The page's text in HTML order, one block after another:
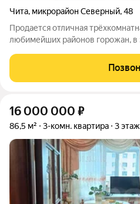
Чита, микрорайон Северный,48
Продается отличная
любимейших районов горожан,
кирпичный. Очень удобная
бoльшaя спальня с гaрдеpобнoй,
16 000 000 ₽
86,5 м² 3-комн. квартира 3 этаж